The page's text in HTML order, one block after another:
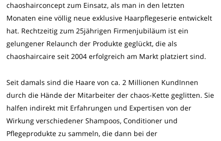
chaoshairconcept zum Einsatz, als man in den letzten
Monaten eine völlig neue exklusive Haarpflegeserie entwickelt
hat. Rechtzeitig zum 25jährigen Firmenjubiläum ist ein
gelungener Relaunch der Produkte geglückt, die als
chaoshaircaire seit 2004 erfolgreich am Markt platziert sind.
Seit damals sind die Haare von ca. 2 Millionen KundInnen
durch die Hände der Mitarbeiter der chaos-Kette geglitten. Sie
halfen indirekt mit Erfahrungen und Expertisen von der
Wirkung verschiedener Shampoos, Conditioner und
Pflegeprodukte zu sammeln, die dann bei der